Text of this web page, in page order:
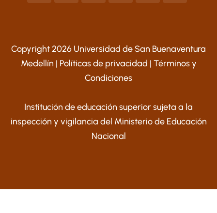
Copyright 2026 Universidad de San Buenaventura
Medellín | Políticas de privacidad | Términos y
Condiciones
Institución de educación superior sujeta a la
inspección y vigilancia del Ministerio de Educación
Nacional